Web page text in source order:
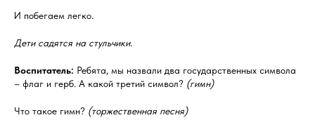
И побегаем легко.
Дети садятся на стульчики.
Воспитатель: Ребята, мы назвали два государственных символа
– флаг и герб. А какой третий символ? (гимн)
Что такое гимн? (торжественная песня)